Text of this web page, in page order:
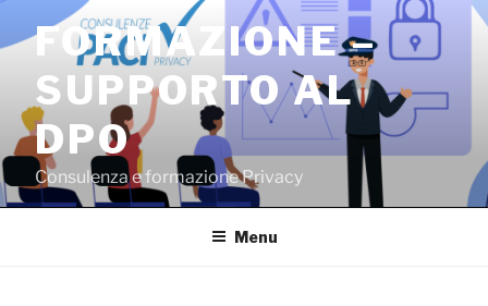
contenuto
FORMAZIONE –
SUPPORTO AL
DPO
Consulenza e formazione Privacy
Menu